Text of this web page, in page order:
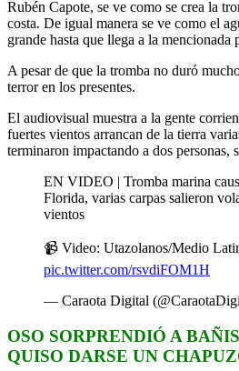
Rubén Capote, se ve como se crea la
costa. De igual manera se ve como el
grande hasta que llega a la mencionada
A pesar de que la tromba no duró
terror en los presentes.
El audiovisual muestra a la gente
fuertes vientos arrancan de la tierra
terminaron impactando a dos personas,
EN VIDEO | Tromba marina
Florida, varias carpas salieron
vientos
📹 Video: Utazolanos/Medio
pic.twitter.com/rsvdiFOM1H
— Caraota Digital
OSO SORPRENDIÓ A
QUISO DARSE UN